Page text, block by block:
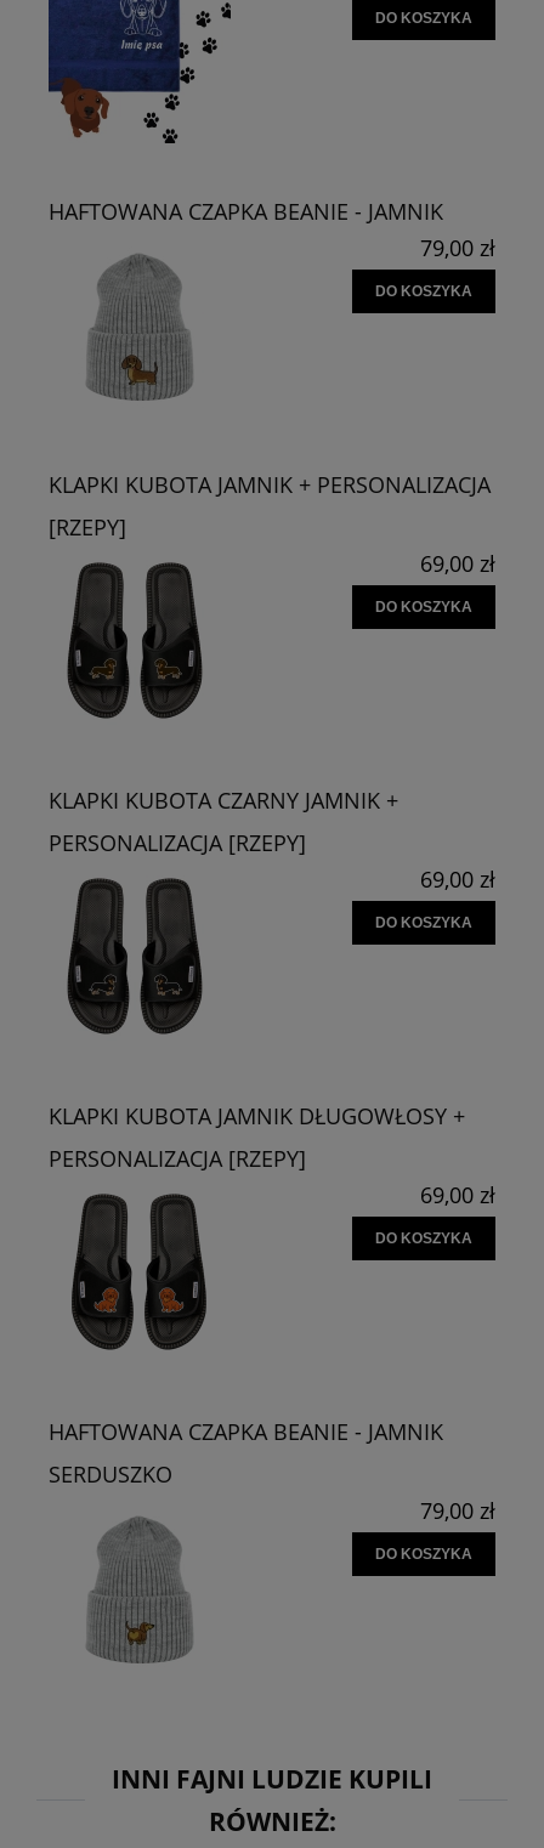
DO KOSZYKA
HAFTOWANA CZAPKA BEANIE - JAMNIK
79,00 zł
DO KOSZYKA
KLAPKI KUBOTA JAMNIK + PERSONALIZACJA
[RZEPY]
69,00 zł
DO KOSZYKA
KLAPKI KUBOTA CZARNY JAMNIK +
PERSONALIZACJA [RZEPY]
69,00 zł
DO KOSZYKA
KLAPKI KUBOTA JAMNIK DŁUGOWŁOSY +
PERSONALIZACJA [RZEPY]
69,00 zł
DO KOSZYKA
HAFTOWANA CZAPKA BEANIE - JAMNIK
SERDUSZKO
79,00 zł
DO KOSZYKA
INNI FAJNI LUDZIE KUPILI
RÓWNIEŻ: